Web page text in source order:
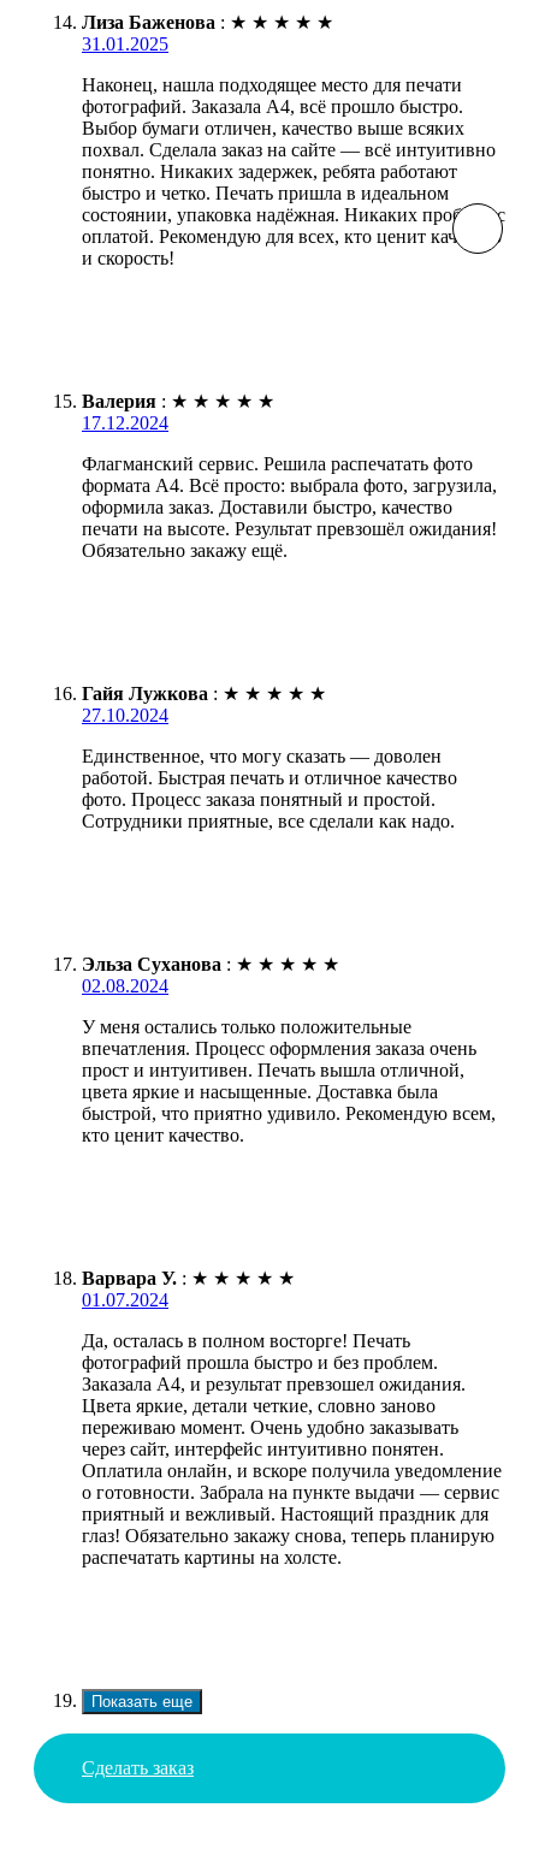
Лиза Баженова : ★ ★ ★ ★ ★
31.01.2025
Наконец, нашла подходящее место для печати
фотографий. Заказала А4, всё прошло быстро.
Выбор бумаги отличен, качество выше всяких
похвал. Сделала заказ на сайте — всё интуитивно
понятно. Никаких задержек, ребята работают
быстро и четко. Печать пришла в идеальном
состоянии, упаковка надёжная. Никаких проблем с
оплатой. Рекомендую для всех, кто ценит качество
и скорость!
Валерия : ★ ★ ★ ★ ★
17.12.2024
Флагманский сервис. Решила распечатать фото
формата А4. Всё просто: выбрала фото, загрузила,
оформила заказ. Доставили быстро, качество
печати на высоте. Результат превзошёл ожидания!
Обязательно закажу ещё.
Гайя Лужкова : ★ ★ ★ ★ ★
27.10.2024
Единственное, что могу сказать — доволен
работой. Быстрая печать и отличное качество
фото. Процесс заказа понятный и простой.
Сотрудники приятные, все сделали как надо.
Эльза Суханова : ★ ★ ★ ★ ★
02.08.2024
У меня остались только положительные
впечатления. Процесс оформления заказа очень
прост и интуитивен. Печать вышла отличной,
цвета яркие и насыщенные. Доставка была
быстрой, что приятно удивило. Рекомендую всем,
кто ценит качество.
Варвара У. : ★ ★ ★ ★ ★
01.07.2024
Да, осталась в полном восторге! Печать
фотографий прошла быстро и без проблем.
Заказала А4, и результат превзошел ожидания.
Цвета яркие, детали четкие, словно заново
переживаю момент. Очень удобно заказывать
через сайт, интерфейс интуитивно понятен.
Оплатила онлайн, и вскоре получила уведомление
о готовности. Забрала на пункте выдачи — сервис
приятный и вежливый. Настоящий праздник для
глаз! Обязательно закажу снова, теперь планирую
распечатать картины на холсте.
Показать еще
Сделать заказ